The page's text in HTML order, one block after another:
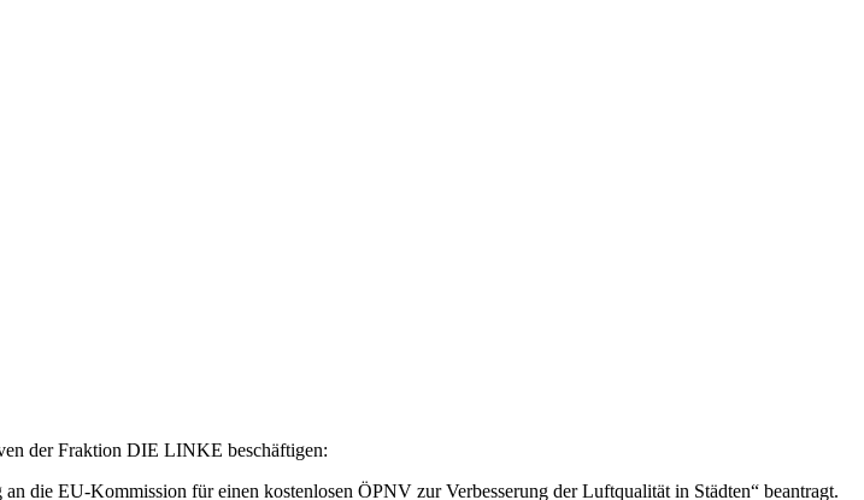
der Fraktion DIE LINKE beschäftigen:
die EU-Kommission für einen kostenlosen ÖPNV zur Verbesserung der Luftqualität in Städten“ beantragt.